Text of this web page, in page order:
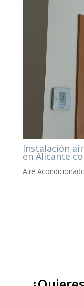
Instalación
en Alicante
Aire